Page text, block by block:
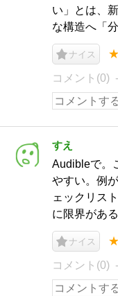
い」とは、
な構造へ「
ナイス
コメント(0)
すえ
Audibleで。
やすい。例
ェックリス
に限界があ
ナイス
コメント(0)